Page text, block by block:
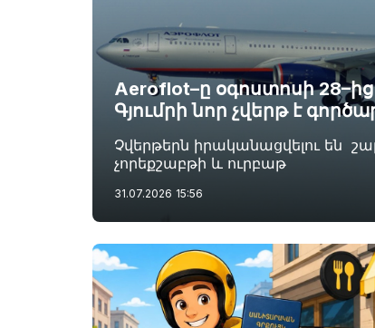
Aeroflot–ը օգոստոսի
Գյումրի նոր չվերթ է
Չվերթերն իրականացվելու են
չորեքշաբթի և ուրբաթ
31.07.2026 15:56